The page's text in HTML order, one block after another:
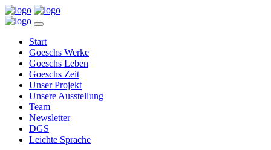
Start
Goeschs Werke
Goeschs Leben
Goeschs Zeit
Unser Projekt
Unsere Ausstellung
Team
Newsletter
DGS
Leichte Sprache